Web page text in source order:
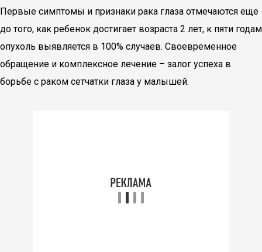
Первые симптомы и признаки рака глаза отмечаются еще
до того, как ребенок достигает возраста 2 лет, к пяти годам
опухоль выявляется в 100% случаев. Своевременное
обращение и комплексное лечение – залог успеха в
борьбе с раком сетчатки глаза у малышей.